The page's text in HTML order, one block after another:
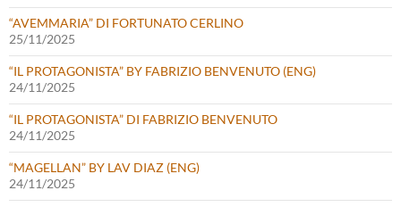
“AVEMMARIA” DI FORTUNATO CERLINO
25/11/2025
“IL PROTAGONISTA” BY FABRIZIO BENVENUTO (ENG)
24/11/2025
“IL PROTAGONISTA” DI FABRIZIO BENVENUTO
24/11/2025
“MAGELLAN” BY LAV DIAZ (ENG)
24/11/2025